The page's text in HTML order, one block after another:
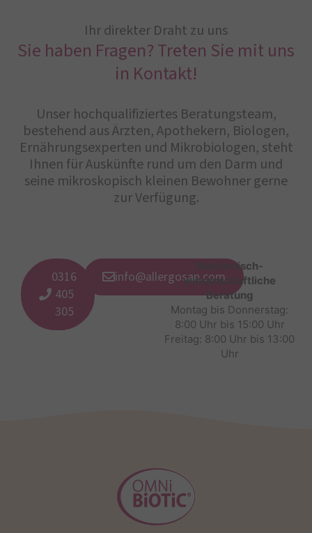
Ihr direkter Draht zu uns
Sie haben Fragen? Treten Sie mit uns
in Kontakt!
Unser hochqualifiziertes Beratungsteam,
bestehend aus Ärzten, Apothekern, Biologen,
Ernährungsexperten und Mikrobiologen, steht
Ihnen für Auskünfte rund um den Darm und
seine mikroskopisch kleinen Bewohner gerne
zur Verfügung.
0316
405
305
info@allergosan.com
Medizinisch-
wissenschaftliche
Beratung
Montag bis Donnerstag:
8:00 Uhr bis 15:00 Uhr
Freitag: 8:00 Uhr bis 13:00
Uhr